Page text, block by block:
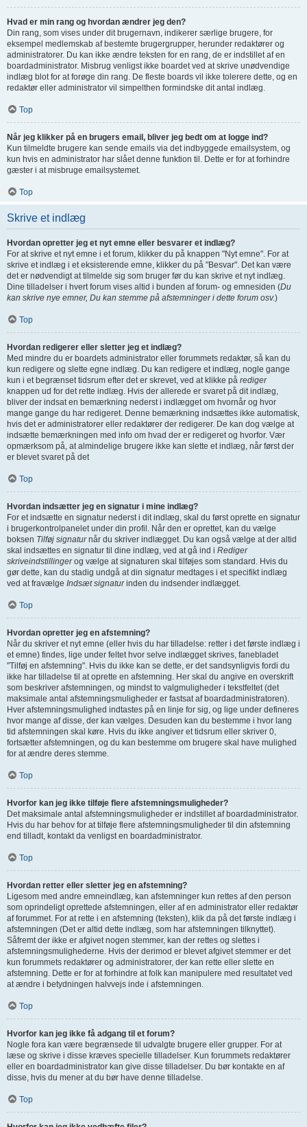
Hvad er min rang og hvordan ændrer jeg den?
Din rang, som vises under dit brugernavn, indikerer særlige brugere, for
eksempel medlemskab af bestemte brugergrupper, herunder redaktører og
administratorer. Du kan ikke ændre teksten for en rang, de er indstillet af en
boardadministrator. Misbrug venligst ikke boardet ved at skrive unødvendige
indlæg blot for at forøge din rang. De fleste boards vil ikke tolerere dette, og en
redaktør eller administrator vil simpelthen formindske dit antal indlæg.
Top
Når jeg klikker på en brugers email, bliver jeg bedt om at logge ind?
Kun tilmeldte brugere kan sende emails via det indbyggede emailsystem, og
kun hvis en administrator har slået denne funktion til. Dette er for at forhindre
gæster i at misbruge emailsystemet.
Top
Skrive et indlæg
Hvordan opretter jeg et nyt emne eller besvarer et indlæg?
For at skrive et nyt emne i et forum, klikker du på knappen "Nyt emne". For at
skrive et indlæg i et eksisterende emne, klikker du på "Besvar". Det kan være
det er nødvendigt at tilmelde sig som bruger før du kan skrive et nyt indlæg.
Dine tilladelser i hvert forum vises altid i bunden af forum- og emnesiden (Du
kan skrive nye emner, Du kan stemme på afstemninger i dette forum osv.)
Top
Hvordan redigerer eller sletter jeg et indlæg?
Med mindre du er boardets administrator eller forummets redaktør, så kan du
kun redigere og slette egne indlæg. Du kan redigere et indlæg, nogle gange
kun i et begrænset tidsrum efter det er skrevet, ved at klikke på rediger
knappen ud for det rette indlæg. Hvis der allerede er svaret på dit indlæg,
bliver der indsat en bemærkning nederst i indlægget om hvornår og hvor
mange gange du har redigeret. Denne bemærkning indsættes ikke automatisk,
hvis det er administratorer eller redaktører der redigerer. De kan dog vælge at
indsætte bemærkningen med info om hvad der er redigeret og hvorfor. Vær
opmærksom på, at almindelige brugere ikke kan slette et indlæg, når først der
er blevet svaret på det
Top
Hvordan indsætter jeg en signatur i mine indlæg?
For et indsætte en signatur nederst i dit indlæg, skal du først oprette en signatur
i brugerkontrolpanelet under din profil. Når den er oprettet, kan du vælge
boksen Tilføj signaturnår du skriver indlægget. Du kan også vælge at der altid
skal indsættes en signatur til dine indlæg, ved at gå ind i Rediger
skriveindstillingerog vælge at signaturen skal tilføjes som standard. Hvis du
gør dette, kan du stadig undgå at din signatur medtages i et specifikt indlæg
ved at fravælge Indsæt signaturinden du indsender indlægget.
Top
Hvordan opretter jeg en afstemning?
Når du skriver et nyt emne (eller hvis du har tilladelse: retter i det første indlæg i
et emne) findes, lige under feltet hvor selve indlægget skrives, fanebladet
"Tilføj en afstemning". Hvis du ikke kan se dette, er det sandsynligvis fordi du
ikke har tilladelse til at oprette en afstemning. Her skal du angive en overskrift
som beskriver afstemningen, og mindst to valgmuligheder i tekstfeltet (det
maksimale antal afstemningsmuligheder er fastsat af boardadministratoren).
Hver afstemningsmulighed indtastes på en linje for sig, og lige under defineres
hvor mange af disse, der kan vælges. Desuden kan du bestemme i hvor lang
tid afstemningen skal køre. Hvis du ikke angiver et tidsrum eller skriver 0,
fortsætter afstemningen, og du kan bestemme om brugere skal have mulighed
for at ændre deres stemme.
Top
Hvorfor kan jeg ikke tilføje flere afstemningsmuligheder?
Det maksimale antal afstemningsmuligheder er indstillet af boardadministrator.
Hvis du har behov for at tilføje flere afstemningsmuligheder til din afstemning
end tilladt, kontakt da venligst en boardadministrator.
Top
Hvordan retter eller sletter jeg en afstemning?
Ligesom med andre emneindlæg, kan afstemninger kun rettes af den person
som oprindeligt oprettede afstemningen, eller af en administrator eller redaktør
af forummet. For at rette i en afstemning (teksten), klik da på det første indlæg i
afstemningen (Det er altid dette indlæg, som har afstemningen tilknyttet).
Såfremt der ikke er afgivet nogen stemmer, kan der rettes og slettes i
afstemningsmulighederne. Hvis der derimod er blevet afgivet stemmer er det
kun forummets redaktører og administratorer, der kan rette eller slette en
afstemning. Dette er for at forhindre at folk kan manipulere med resultatet ved
at ændre i betydningen halvvejs inde i afstemningen.
Top
Hvorfor kan jeg ikke få adgang til et forum?
Nogle fora kan være begrænsede til udvalgte brugere eller grupper. For at
læse og skrive i disse kræves specielle tilladelser. Kun forummets redaktører
eller en boardadministrator kan give disse tilladelser. Du bør kontakte en af
disse, hvis du mener at du bør have denne tilladelse.
Top